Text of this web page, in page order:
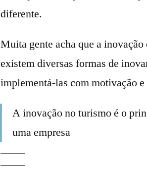
diferente.
Muita gente acha que a
existem diversas formas de
implementá-las com motivação e
A inovação no turismo é o
uma empresa